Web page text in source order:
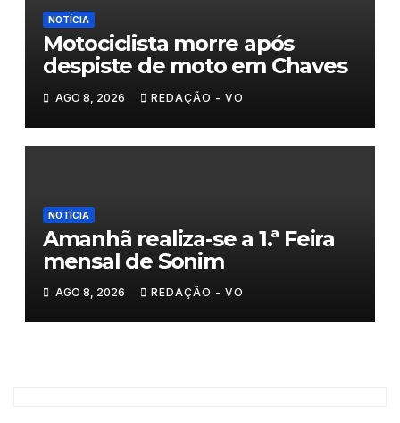
NOTÍCIA
Motociclista morre após
despiste de moto em Chaves
AGO 8, 2026 REDAÇÃO - VO
NOTÍCIA
Amanhã realiza-se a 1.ª Feira
mensal de Sonim
AGO 8, 2026 REDAÇÃO - VO